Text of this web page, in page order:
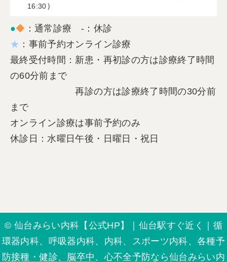
16:30）
●◆ ：通常診療 -：休診
★ ：事前予約オンライン診療
最終受付時間：新患・再初診の方は診療終了時間
の60分前まで
再診の方は診療終了時間の30分前
まで
オンライン診療は事前予約のみ
休診日：水曜日午後・日曜日・祝日
© 仙台みらい内科【公式HP】｜仙台駅すぐ近く｜循
環器内科、呼吸器内科、内科、スポーツ内科、各種予
防接種・健診、脳卒中、心不全予防なら仙台みらい内